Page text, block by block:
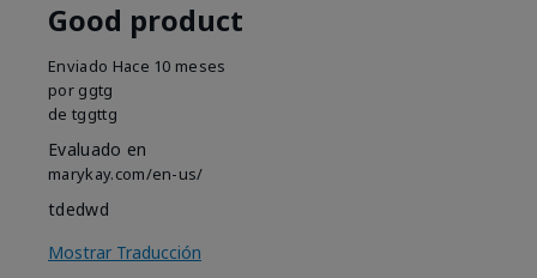
Good product
Enviado Hace 10 meses
por ggtg
de tggttg
Evaluado en
marykay.com/en-us/
tdedwd
Mostrar Traducción